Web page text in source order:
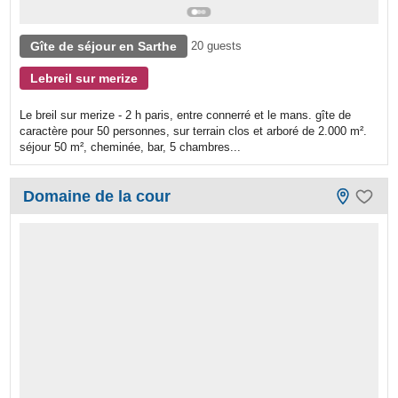
Gîte de séjour en Sarthe 20 guests
Lebreil sur merize
Le breil sur merize - 2 h paris, entre connerré et le mans. gîte de
caractère pour 50 personnes, sur terrain clos et arboré de 2.000 m².
séjour 50 m², cheminée, bar, 5 chambres...
Domaine de la cour